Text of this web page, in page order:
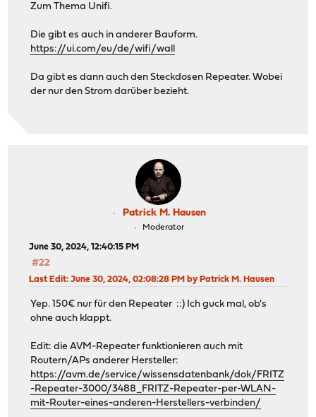
Zum Thema Unifi.
Die gibt es auch in anderer Bauform.
https://ui.com/eu/de/wifi/wall
Da gibt es dann auch den Steckdosen Repeater. Wobei
der nur den Strom darüber bezieht.
Patrick M. Hausen
Moderator
June 30, 2024, 12:40:15 PM
#22
Last Edit: June 30, 2024, 02:08:28 PM by Patrick M. Hausen
Yep. 150€ nur für den Repeater ::) Ich guck mal, ob's
ohne auch klappt.
Edit: die AVM-Repeater funktionieren auch mit
Routern/APs anderer Hersteller:
https://avm.de/service/wissensdatenbank/dok/FRITZ
-Repeater-3000/3488_FRITZ-Repeater-per-WLAN-
mit-Router-eines-anderen-Herstellers-verbinden/